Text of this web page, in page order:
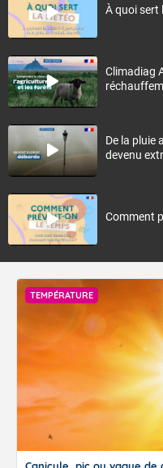
À quoi sert
Climadiag
De la pluie
devenu
Comment
TEMPÉRATURE